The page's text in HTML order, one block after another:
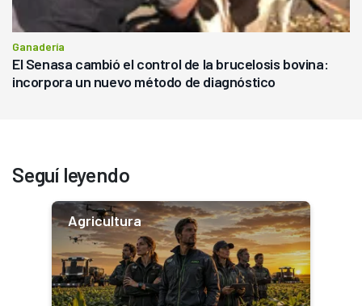
Ganadería
El Senasa cambió el control de la brucelosis bovina:
incorpora un nuevo método de diagnóstico
Seguí leyendo
Agricultura